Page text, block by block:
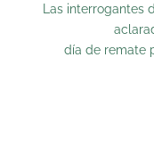
Las interrogantes
día de remate